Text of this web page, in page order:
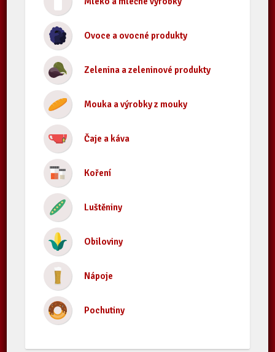
Ovoce a ovocné produkty
Zelenina a zeleninové produkty
Mouka a výrobky z mouky
Čaje a káva
Koření
Luštěniny
Obiloviny
Nápoje
Pochutiny